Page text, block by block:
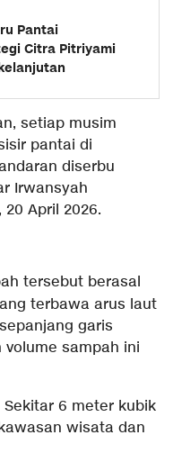
Pantai
Citra Pitriyami
setiap musim
pantai di
diserbu
Irwansyah
April 2026.
tersebut berasal
terbawa arus laut
garis
volume sampah ini
Sekitar 6 meter kubik
wisata dan